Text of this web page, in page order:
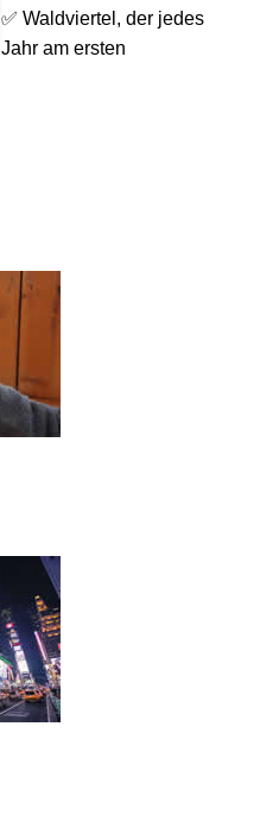
✅ Waldviertel, der jedes
Jahr am ersten